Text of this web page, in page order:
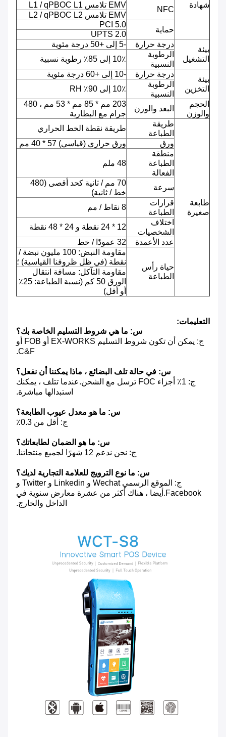
شهادة
NFC
EMV تلامس L1 / qPBOC L1
EMV تلامس L2 / qPBOC L2
حماية
PCI 5.0
UPTS 2.0
بيئة
التشغيل
درجة حرارة
-5 إلى +50 درجة مئوية
الرطوبة
النسبية
10٪ إلى 85٪ رطوبة نسبية
بيئة
التخزين
درجة حرارة
-10 إلى +60 درجة مئوية
الرطوبة
النسبية
10٪ إلى 90٪ RH
الحجم
والوزن
البعد والوزن
203 مم * 85 مم * 53 مم ، 480
جرام مع البطارية
طابعة
صغيرة
طريقة
الطباعة
طريقة نقطة الخط الحراري
ورق
ورق حراري (قياسي) 57 * 40 مم
منطقة
الطباعة
الفعالة
48 ملم
سرعة
70 مم / ثانية كحد أقصى (480
خط / ثانية)
قرارات
الطباعة
8 نقاط / مم
اختلاف
الشخصيات
12 * 24 نقطة و 24 * 48 نقطة
عدد الأعمدة
32 عمودًا / خط
حياة رأس
الطباعة
مقاومة النبض: 100 مليون نبضة /
نقطة (في ظل ظروفنا القياسية) ؛
مقاومة التآكل: مسافة انتقال
الورق 50 كم (نسبة الطباعة: 25٪
أو أقل)
التعليمات:
س: ما هي شروط التسليم الخاصة بك؟
ج: يمكن أن تكون شروط التسليم EX-WORKS أو FOB أو
C&F.
س: في حالة تلف البضائع ، ماذا يمكننا أن نفعل؟
ج: 1٪ أجزاء FOC ترسل مع الشحن.عندما تتلف ، يمكنك
استبدالها مباشرة.
س: ما هو معدل عيوب الطابعة؟
ج: أقل من 0.3٪
س: ما هو الضمان لطابعاتك؟
ج: نحن ندعم 12 شهرًا لجميع منتجاتنا.
س: ما نوع الترويج للعلامة التجارية لديك؟
ج: الموقع الرسمي Wechat و Linkedin و Twitter و
Facebook.أيضا ، هناك أكثر من عشرة معارض سنوية في
الداخل والخارج.